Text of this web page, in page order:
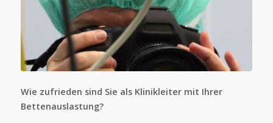
Wie zufrieden sind Sie als Klinikleiter mit Ihrer
Bettenauslastung?